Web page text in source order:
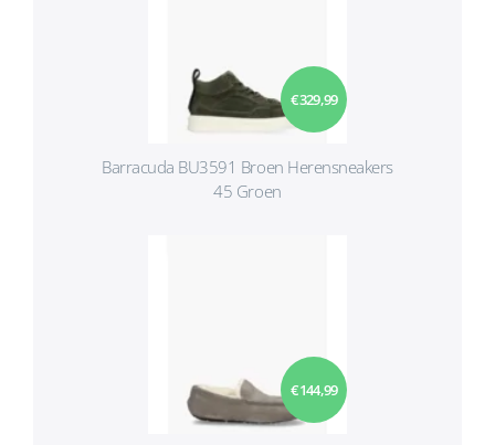
€ 329,99
Barracuda BU3591 Broen Herensneakers
45 Groen
€ 144,99